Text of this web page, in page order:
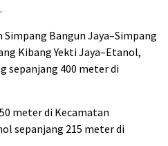
Bangun Jaya–Simpang
Kibang Yekti Jaya–Etanol,
sepanjang 400 meter di
meter di Kecamatan
sepanjang 215 meter di